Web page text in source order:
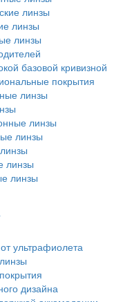
линзы
линзы
линзы
базовой кривизной
покрытия
линзы
линзы
линзы
линзы
линзы
ультрафиолета
дизайна